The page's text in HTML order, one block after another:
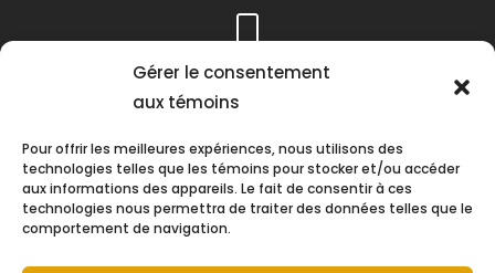
Gérer le consentement
aux témoins
Pour offrir les meilleures expériences, nous utilisons des
technologies telles que les témoins pour stocker et/ou accéder
aux informations des appareils. Le fait de consentir à ces
technologies nous permettra de traiter des données telles que le
comportement de navigation.
Téléphone :
(418) 622-1001
Heures d’ouverture :